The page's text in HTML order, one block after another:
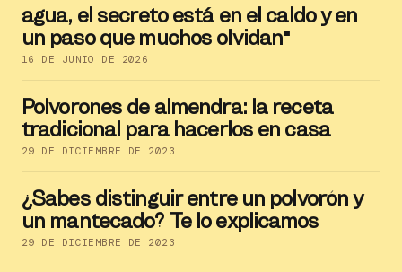
agua, el secreto está en el caldo y en
un paso que muchos olvidan"
16 DE JUNIO DE 2026
Polvorones de almendra: la receta
tradicional para hacerlos en casa
29 DE DICIEMBRE DE 2023
¿Sabes distinguir entre un polvorón y
un mantecado? Te lo explicamos
29 DE DICIEMBRE DE 2023